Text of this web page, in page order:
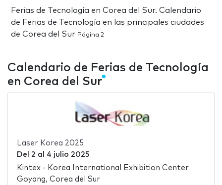
Ferias de Tecnología en Corea del Sur. Calendario
de Ferias de Tecnología en las principales ciudades
de Corea del Sur Página 2
Calendario de Ferias de Tecnología
en Corea del Sur
Laser Korea 2025
Del 2 al 4 julio 2025
Kintex - Korea International Exhibition Center
Goyang, Corea del Sur